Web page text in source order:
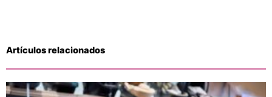
Artículos relacionados